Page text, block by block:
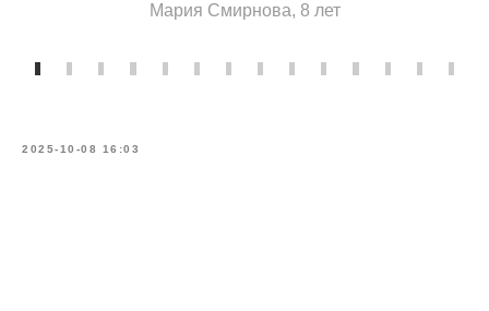
Мария Смирнова, 8 лет
2025-10-08 16:03